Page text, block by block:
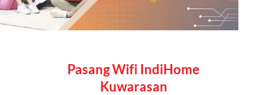
Pasang Wifi IndiHome
Kuwarasan